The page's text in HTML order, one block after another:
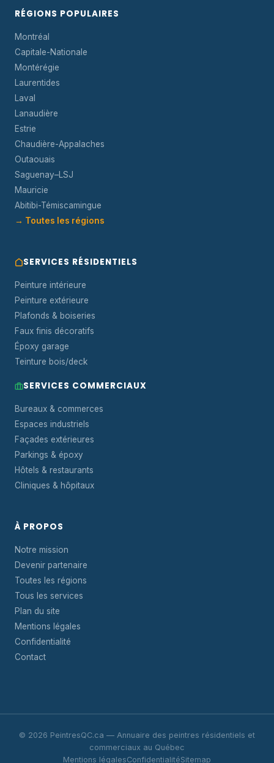
RÉGIONS POPULAIRES
Montréal
Capitale-Nationale
Montérégie
Laurentides
Laval
Lanaudière
Estrie
Chaudière-Appalaches
Outaouais
Saguenay–LSJ
Mauricie
Abitibi-Témiscamingue
→ Toutes les régions
SERVICES RÉSIDENTIELS
Peinture intérieure
Peinture extérieure
Plafonds & boiseries
Faux finis décoratifs
Époxy garage
Teinture bois/deck
SERVICES COMMERCIAUX
Bureaux & commerces
Espaces industriels
Façades extérieures
Parkings & époxy
Hôtels & restaurants
Cliniques & hôpitaux
À PROPOS
Notre mission
Devenir partenaire
Toutes les régions
Tous les services
Plan du site
Mentions légales
Confidentialité
Contact
© 2026 PeintresQC.ca — Annuaire des peintres résidentiels et
commerciaux au Québec
Mentions légalesConfidentialitéSitemap